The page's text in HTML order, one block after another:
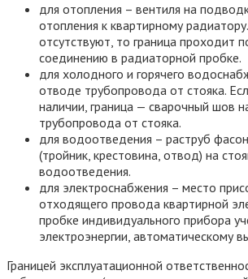
для отопления – вентиля на
отопления к квартирному
отсутствуют, то граница проходит
соединению в радиаторной пробке.
для холодного и горячего
отводе трубопровода от стояка.
наличии, граница — сварочный шов
трубопровода от стояка.
для водоотведения – раструб
(тройник, крестовина, отвод) на
водоотведения.
для электроснабжения – место
отходящего провода квартирной
пробке индивидуального прибора
электроэнергии, автоматическому
Границей эксплуатационной